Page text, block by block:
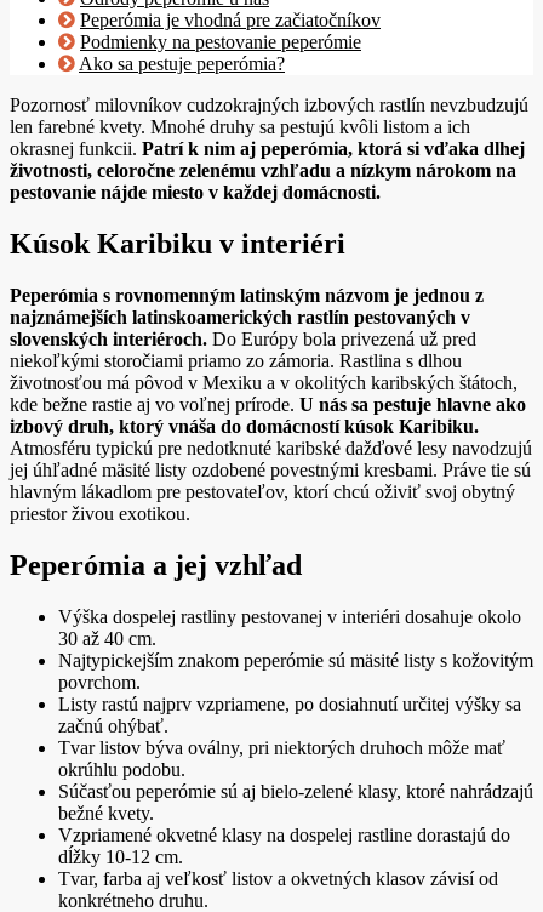
Peperómia je vhodná pre začiatočníkov
Podmienky na pestovanie peperómie
Ako sa pestuje peperómia?
Pozornosť milovníkov cudzokrajných izbových rastlín nevzbudzujú
len farebné kvety. Mnohé druhy sa pestujú kvôli listom a ich
okrasnej funkcii. Patrí k nim aj peperómia, ktorá si vďaka dlhej
životnosti, celoročne zelenému vzhľadu a nízkym nárokom na
pestovanie nájde miesto v každej domácnosti.
Kúsok Karibiku v interiéri
Peperómia s rovnomenným latinským názvom je jednou z
najznámejších latinskoamerických rastlín pestovaných v
slovenských interiéroch. Do Európy bola privezená už pred
niekoľkými storočiami priamo zo zámoria. Rastlina s dlhou
životnosťou má pôvod v Mexiku a v okolitých karibských štátoch,
kde bežne rastie aj vo voľnej prírode. U nás sa pestuje hlavne ako
izbový druh, ktorý vnáša do domácností kúsok Karibiku.
Atmosféru typickú pre nedotknuté karibské dažďové lesy navodzujú
jej úhľadné mäsité listy ozdobené povestnými kresbami. Práve tie sú
hlavným lákadlom pre pestovateľov, ktorí chcú oživiť svoj obytný
priestor živou exotikou.
Peperómia a jej vzhľad
Výška dospelej rastliny pestovanej v interiéri dosahuje okolo
30 až 40 cm.
Najtypickejším znakom peperómie sú mäsité listy s kožovitým
povrchom.
Listy rastú najprv vzpriamene, po dosiahnutí určitej výšky sa
začnú ohýbať.
Tvar listov býva oválny, pri niektorých druhoch môže mať
okrúhlu podobu.
Súčasťou peperómie sú aj bielo-zelené klasy, ktoré nahrádzajú
bežné kvety.
Vzpriamené okvetné klasy na dospelej rastline dorastajú do
dĺžky 10-12 cm.
Tvar, farba aj veľkosť listov a okvetných klasov závisí od
konkrétneho druhu.